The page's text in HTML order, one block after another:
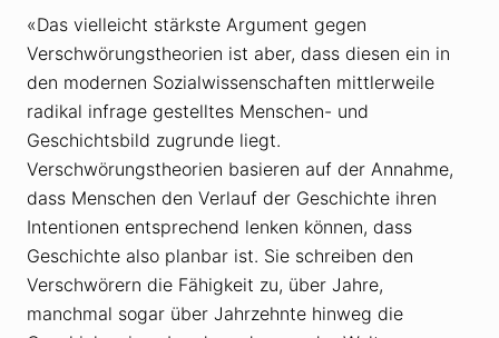
«Das vielleicht stärkste Argument gegen
Verschwörungstheorien ist aber, dass diesen ein in
den modernen Sozialwissenschaften mittlerweile
radikal infrage gestelltes Menschen- und
Geschichtsbild zugrunde liegt.
Verschwörungstheorien basieren auf der Annahme,
dass Menschen den Verlauf der Geschichte ihren
Intentionen entsprechend lenken können, dass
Geschichte also planbar ist. Sie schreiben den
Verschwörern die Fähigkeit zu, über Jahre,
manchmal sogar über Jahrzehnte hinweg die